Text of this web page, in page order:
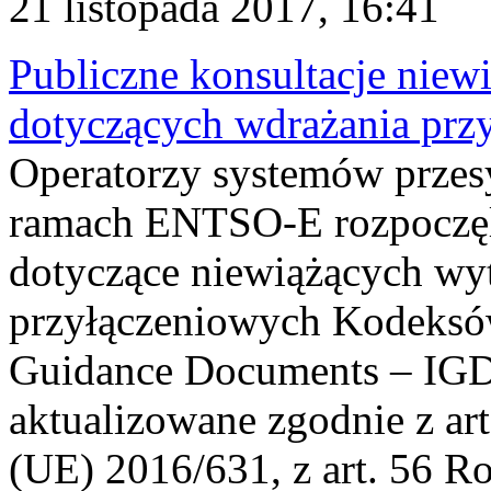
Publiczne konsultacje
dotyczących wdrażania
Operatorzy systemów
ramach ENTSO-E
dotyczące niewiążących
przyłączeniowych
Guidance Documents –
aktualizowane zgodnie z
(UE) 2016/631, z art. 56